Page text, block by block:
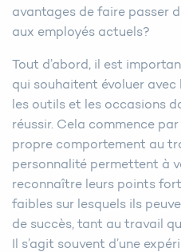
avantages de faire passer
aux employés actuels?
Tout d’abord, il est
qui souhaitent évoluer
les outils et les occasions
réussir. Cela commence
propre comportement au
personnalité permettent à
reconnaître leurs points
faibles sur lesquels ils
de succès, tant au travail
Il s’agit souvent d’une